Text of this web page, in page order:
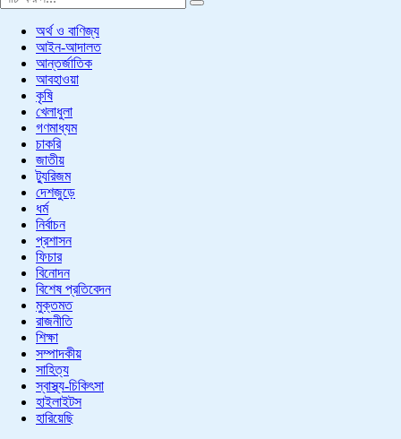
অর্থ ও বাণিজ্য
আইন-আদালত
আন্তর্জাতিক
আবহাওয়া
কৃষি
খেলাধুলা
গণমাধ্যম
চাকরি
জাতীয়
ট্যুরিজম
দেশজুড়ে
ধর্ম
নির্বাচন
প্রশাসন
ফিচার
বিনোদন
বিশেষ প্রতিবেদন
মুক্তমত
রাজনীতি
শিক্ষা
সম্পাদকীয়
সাহিত্য
স্বাস্থ্য-চিকিৎসা
হাইলাইটস
হারিয়েছি